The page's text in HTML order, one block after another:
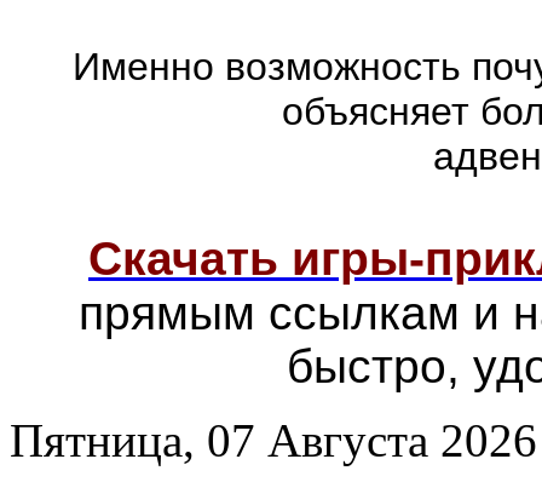
Именно возможность
объясняет
Скачать игры-
прямым ссылкам и
быстро,
Пятница, 07 Августа 2026